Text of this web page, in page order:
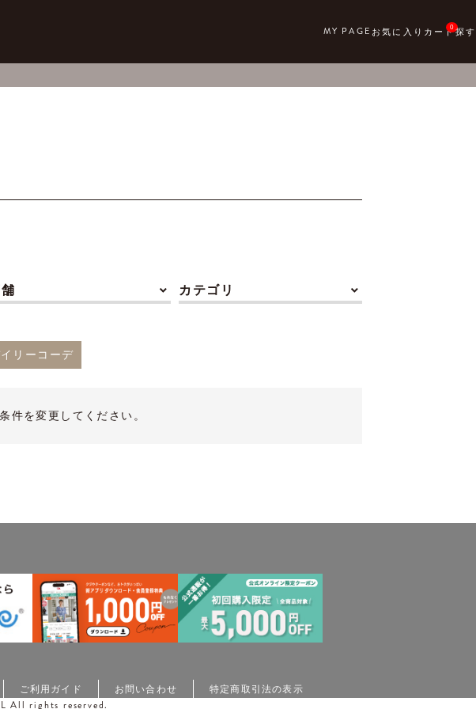
0
カテゴリ
リーコーデ
件を変更してください。
ご利用ガイド お問い合わせ 特定商取引法の表示
All rights reserved.